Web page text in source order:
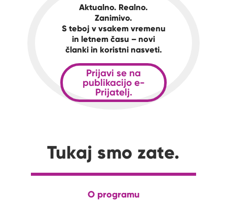
Aktualno. Realno.
Zanimivo.
S teboj v vsakem vremenu
in letnem času – novi
članki in koristni nasveti.
Prijavi se na
publikacijo e-
Prijatelj.
Tukaj smo zate.
O programu